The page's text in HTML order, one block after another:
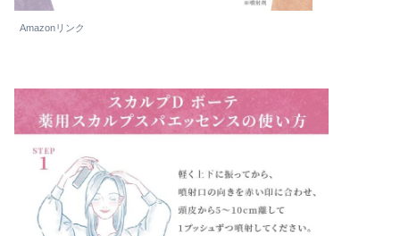
Amazonリンク